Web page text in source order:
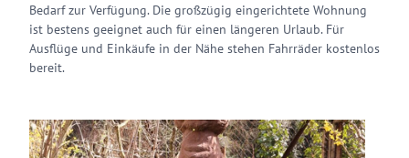
Bedarf zur Verfügung. Die großzügig eingerichtete Wohnung
ist bestens geeignet auch für einen längeren Urlaub. Für
Ausflüge und Einkäufe in der Nähe stehen Fahrräder kostenlos
bereit.